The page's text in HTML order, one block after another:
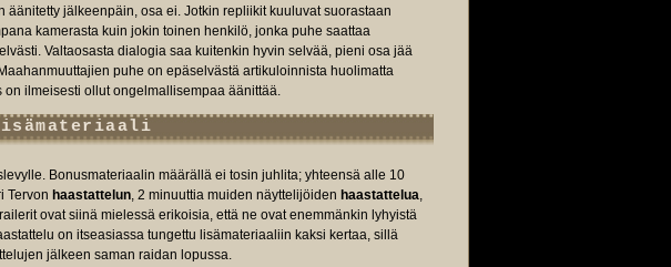
jälkeenpäin, osa ei. Jotkin repliikit kuuluvat suorastaan
kamerasta kuin jokin toinen henkilö, jonka puhe saattaa
Valtaosasta dialogia saa kuitenkin hyvin selvää, pieni osa jää
puhe on epäselvästä artikuloinnista huolimatta
ilmeisesti ollut ongelmallisempaa äänittää.
Bonusmateriaalin määrällä ei tosin juhlita; yhteensä alle 10
Tervon haastattelun, 2 minuuttia muiden näyttelijöiden haastattelua,
ovat siinä mielessä erikoisia, että ne ovat enemmänkin lyhyistä
on itseasiassa tungettu lisämateriaaliin kaksi kertaa, sillä
jälkeen saman raidan lopussa.